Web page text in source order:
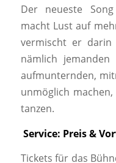
Der neueste
macht Lust auf
vermischt er
nämlich
aufmunternden,
unmöglich
tanzen.
Service: Preis &
Tickets für das